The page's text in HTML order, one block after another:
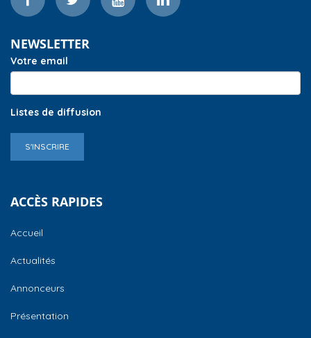
NEWSLETTER
Votre email
Listes de diffusion
S'INSCRIRE
ACCÈS RAPIDES
Accueil
Actualités
Annonceurs
Présentation